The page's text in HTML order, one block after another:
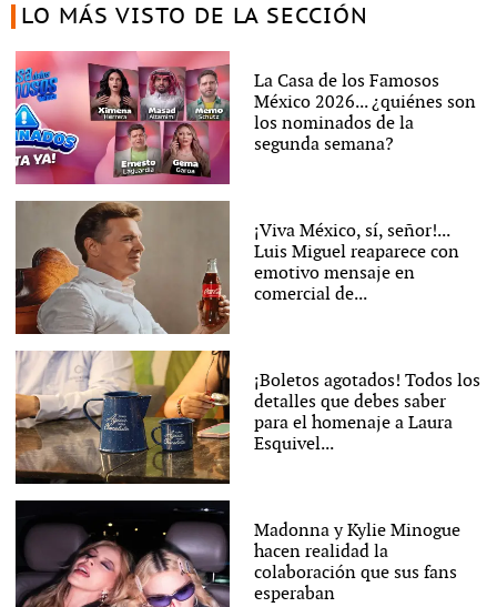
LO MÁS VISTO DE LA SECCIÓN
La Casa de los Famosos
México 2026... ¿quiénes son
los nominados de la
segunda semana?
¡Viva México, sí, señor!...
Luis Miguel reaparece con
emotivo mensaje en
comercial de...
¡Boletos agotados! Todos los
detalles que debes saber
para el homenaje a Laura
Esquivel...
Madonna y Kylie Minogue
hacen realidad la
colaboración que sus fans
esperaban